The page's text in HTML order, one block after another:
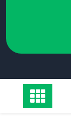
inhoud